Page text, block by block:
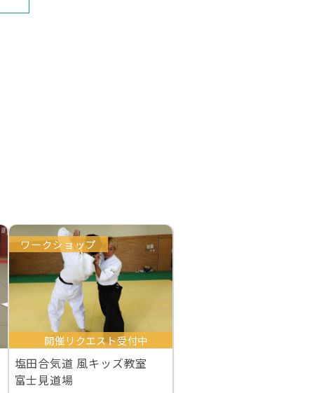
ワークショップ
開催リクエスト受付中
塩田合気道 風キッズ教室
富士見道場